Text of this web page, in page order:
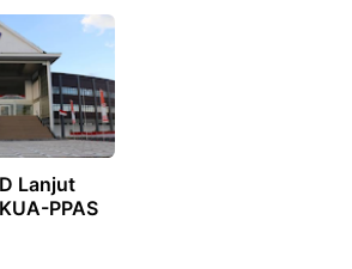
Lanjut
PPAS